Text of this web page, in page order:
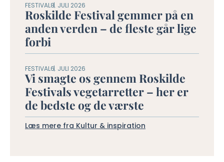
FESTIVAL8. JULI 2026
Roskilde Festival gemmer på en
anden verden – de fleste går lige
forbi
FESTIVAL6. JULI 2026
Vi smagte os gennem Roskilde
Festivals vegetarretter – her er
de bedste og de værste
Læs mere fra Kultur & inspiration